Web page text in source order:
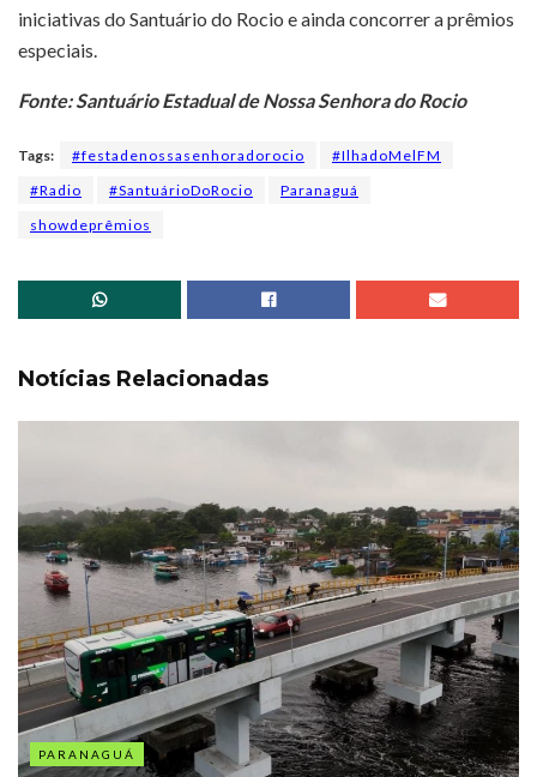
iniciativas do Santuário do Rocio e ainda concorrer a prêmios
especiais.
Fonte: Santuário Estadual de Nossa Senhora do Rocio
Tags: #festadenossasenhoradorocio
#IlhadoMelFM
#Radio
#SantuárioDoRocio
Paranaguá
showdeprêmios
Notícias Relacionadas
PARANAGUÁ